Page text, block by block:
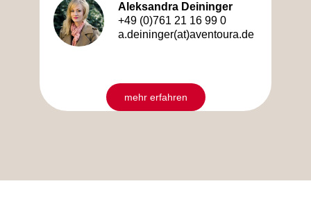
Aleksandra Deininger
+49 (0)761 21 16 99 0
a.deininger(at)aventoura.de
mehr erfahren